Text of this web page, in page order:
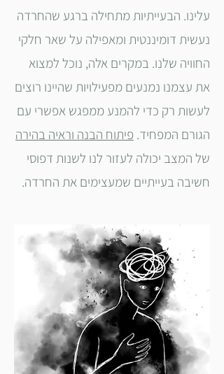
עלינו. הבעייתיות מתחילה ברגע שהחרדה
נעשית דומיננטית ומאפילה על שאר חלקי
החוויה שלנו. במקרים אלה, נוכל למצוא
את עצמנו נמנעים מפעילויות שהיינו רוצים
לעשות רק כדי להמנע ממפגש אפשרי עם
הגורם המפחיד. פיתוח הבנה וראיה בהירה
של המצב יכולה לעזור לנו לשנות דפוסי
חשיבה בעייתיים שמעצימים את החרדה.